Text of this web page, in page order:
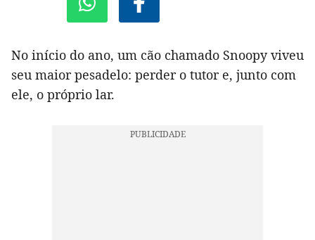
No início do ano, um cão chamado Snoopy viveu
seu maior pesadelo: perder o tutor e, junto com
ele, o próprio lar.